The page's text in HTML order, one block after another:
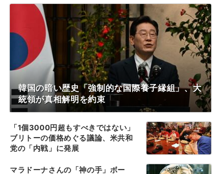
韓国の暗い歴史「強制的な国際養子縁組」、大
統領が真相解明を約束
「1個3000円超もすべきではない」
ブリトーの価格めぐる議論、米共和
党の「内戦」に発展
マラドーナさんの「神の手」ボー